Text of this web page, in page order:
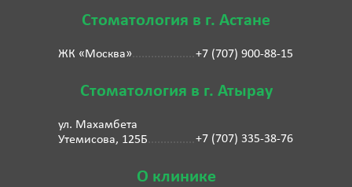
Стоматология в г. Астане
ЖК «Москва» +7 (707) 900-88-15
Стоматология в г. Атырау
ул. Махамбета
Утемисова, 125Б
+7 (707) 335-38-76
О клинике